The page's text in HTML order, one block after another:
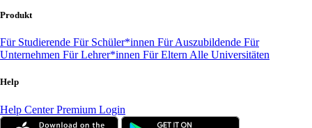
Produkt
Für Studierende Für Schüler*innen Für Auszubildende Für
Unternehmen Für Lehrer*innen Für Eltern Alle Universitäten
Help
Help CenterPremium Login